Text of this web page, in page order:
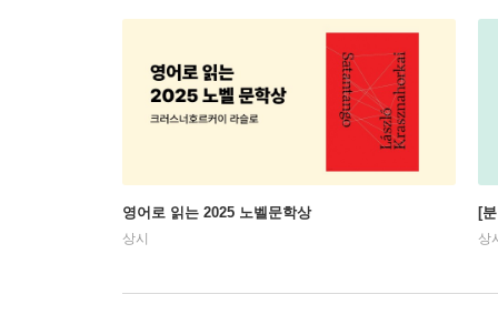
영어로 읽는 2025 노벨문학상
상시
[
상